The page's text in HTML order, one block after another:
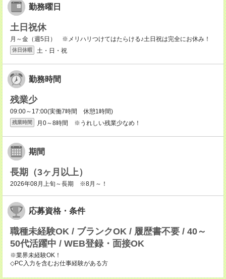
勤務曜日
土日祝休
月～金（週5日） ※メリハリつけてはたらける♪土日祝は完全にお休み！
休日休暇 土・日・祝
勤務時間
残業少
09:00～17:00(実働7時間 休憩1時間)
残業時間 月0～8時間 ※うれしい残業少なめ！
期間
長期（3ヶ月以上）
2026年08月上旬～長期 ※8月～！
応募資格・条件
職種未経験OK / ブランクOK / 履歴書不要 / 40～
50代活躍中 / WEB登録・面接OK
※業界未経験OK！
◇PC入力を含むお仕事経験がある方